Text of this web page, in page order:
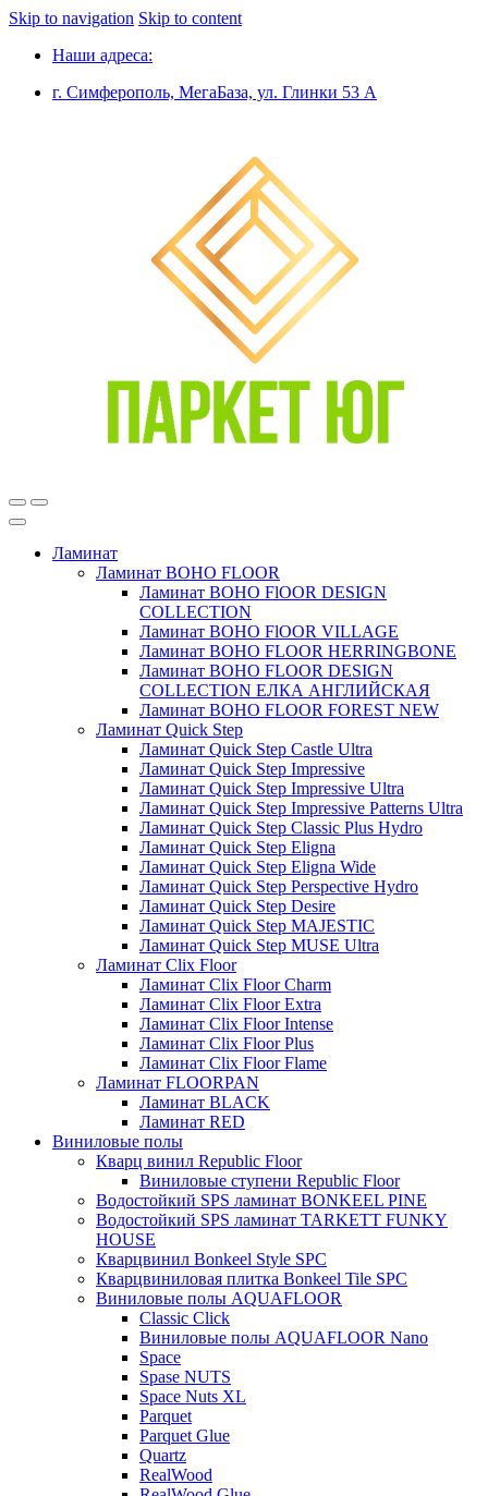
Skip to navigation Skip to content
Наши адреса:
г. Симферополь, МегаБаза, ул. Глинки 53 А
Ламинат
Ламинат BOHO FLOOR
Ламинат BOHO FlOOR DESIGN
COLLECTION
Ламинат BOHO FlOOR VILLAGE
Ламинат BOHO FLOOR HERRINGBONE
Ламинат BOHO FLOOR DESIGN
COLLECTION ЕЛКА АНГЛИЙСКАЯ
Ламинат BOHO FLOOR FOREST NEW
Ламинат Quick Step
Ламинат Quick Step Castle Ultra
Ламинат Quick Step Impressive
Ламинат Quick Step Impressive Ultra
Ламинат Quick Step Impressive Patterns Ultra
Ламинат Quick Step Classic Plus Hydro
Ламинат Quick Step Eligna
Ламинат Quick Step Eligna Wide
Ламинат Quick Step Perspective Hydro
Ламинат Quick Step Desire
Ламинат Quick Step MAJESTIC
Ламинат Quick Step MUSE Ultra
Ламинат Clix Floor
Ламинат Clix Floor Charm
Ламинат Clix Floor Extra
Ламинат Clix Floor Intense
Ламинат Clix Floor Plus
Ламинат Clix Floor Flame
Ламинат FLOORPAN
Ламинат BLACK
Ламинат RED
Виниловые полы
Кварц винил Republic Floor
Виниловые ступени Republic Floor
Водостойкий SPS ламинат BONKEEL PINE
Водостойкий SPS ламинат TARKETT FUNKY
HOUSE
Кварцвинил Bonkeel Style SPC
Кварцвиниловая плитка Bonkeel Tile SPC
Виниловые полы AQUAFLOOR
Classic Click
Виниловые полы AQUAFLOOR Nano
Space
Spase NUTS
Space Nuts XL
Parquet
Parquet Glue
Quartz
RealWood